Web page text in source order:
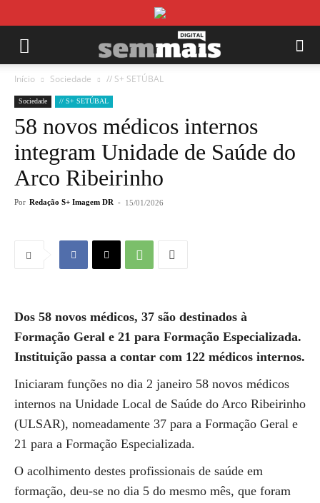
Início Sociedade // S+ SETÚBAL
Sociedade // S+ SETÚBAL
58 novos médicos internos
integram Unidade de Saúde do
Arco Ribeirinho
Por Redação S+ Imagem DR - 15/01/2026
Dos 58 novos médicos, 37 são destinados à
Formação Geral e 21 para Formação Especializada.
Instituição passa a contar com 122 médicos internos.
Iniciaram funções no dia 2 janeiro 58 novos médicos
internos na Unidade Local de Saúde do Arco Ribeirinho
(ULSAR), nomeadamente 37 para a Formação Geral e
21 para a Formação Especializada.
O acolhimento destes profissionais de saúde em
formação, deu-se no dia 5 do mesmo mês, que foram